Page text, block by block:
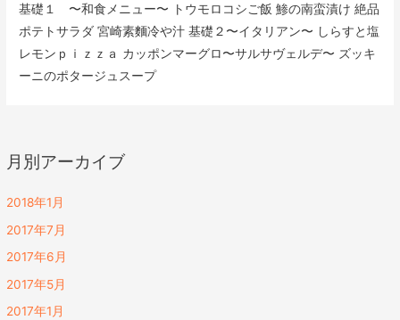
月別アーカイブ
2018年1月
2017年7月
2017年6月
2017年5月
2017年1月
基礎１ 〜和食メニュー〜 トウモロコシご飯 鯵の南蛮漬け 絶品
ポテトサラダ 宮崎素麵冷や汁 基礎２〜イタリアン〜 しらすと塩
レモンｐｉｚｚａ カッポンマーグロ〜サルサヴェルデ〜 ズッキ
ーニのポタージュスープ